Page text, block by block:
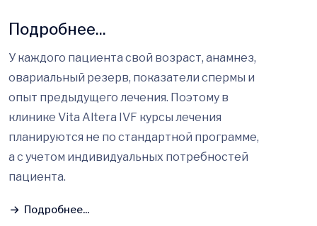
Подробнее...
У каждого пациента свой возраст, анамнез,
овариальный резерв, показатели спермы и
опыт предыдущего лечения. Поэтому в
клинике Vita Altera IVF курсы лечения
планируются не по стандартной программе,
а с учетом индивидуальных потребностей
пациента.
Подробнее...